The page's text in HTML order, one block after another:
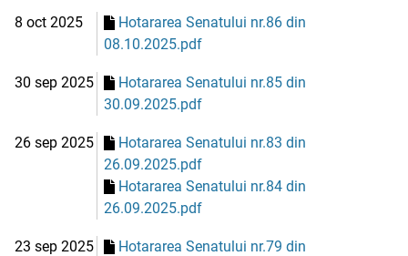
8 oct 2025
Hotararea Senatului nr.86 din
08.10.2025.pdf
30 sep 2025
Hotararea Senatului nr.85 din
30.09.2025.pdf
26 sep 2025
Hotararea Senatului nr.83 din
26.09.2025.pdf
Hotararea Senatului nr.84 din
26.09.2025.pdf
23 sep 2025
Hotararea Senatului nr.79 din